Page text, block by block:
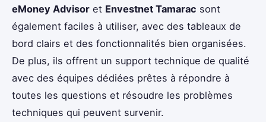
eMoney Advisor et Envestnet Tamarac sont
également faciles à utiliser, avec des tableaux de
bord clairs et des fonctionnalités bien organisées.
De plus, ils offrent un support technique de qualité
avec des équipes dédiées prêtes à répondre à
toutes les questions et résoudre les problèmes
techniques qui peuvent survenir.